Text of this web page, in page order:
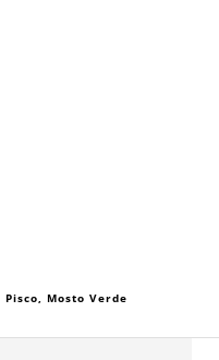
Pisco, Mosto Verde